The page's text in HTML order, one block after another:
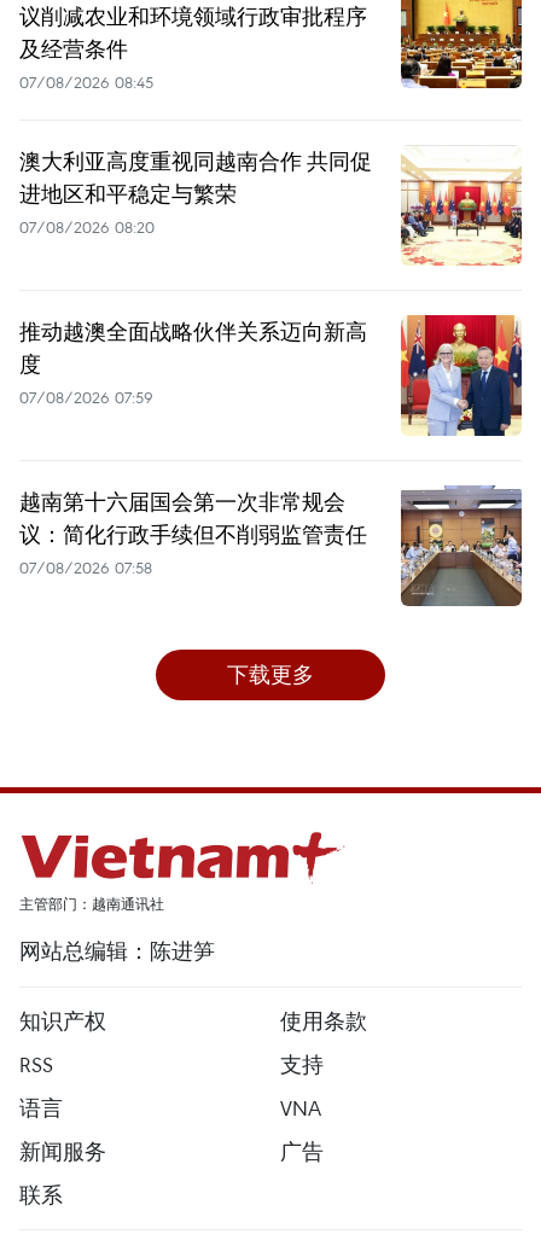
议削减农业和环境领域行政审批程序
及经营条件
07/08/2026 08:45
澳大利亚高度重视同越南合作 共同促
进地区和平稳定与繁荣
07/08/2026 08:20
推动越澳全面战略伙伴关系迈向新高
度
07/08/2026 07:59
越南第十六届国会第一次非常规会
议：简化行政手续但不削弱监管责任
07/08/2026 07:58
下载更多
主管部门：越南通讯社
网站总编辑：陈进笋
知识产权
使用条款
RSS
支持
语言
VNA
新闻服务
广告
联系